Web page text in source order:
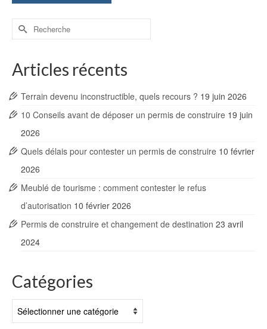
Rechercher :
Articles récents
Terrain devenu inconstructible, quels recours ? 19 juin 2026
10 Conseils avant de déposer un permis de construire 19 juin
2026
Quels délais pour contester un permis de construire 10 février
2026
Meublé de tourisme : comment contester le refus
d’autorisation 10 février 2026
Permis de construire et changement de destination 23 avril
2024
Catégories